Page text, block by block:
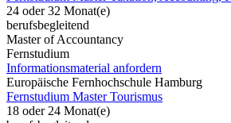
24 oder 32 Monat(e)
berufsbegleitend
Master of Accountancy
Fernstudium
Informationsmaterial anfordern
Europäische Fernhochschule Hamburg
Fernstudium Master Tourismus
18 oder 24 Monat(e)